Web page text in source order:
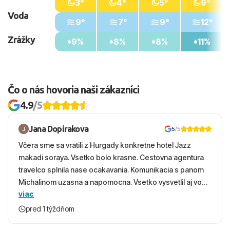
Voda
Zrážky
3°
9°
9%
4°
7°
8%
5°
9°
8%
9°
12°
11%
Čo o nás hovoria naši zákazníci
4.9/5
Jana Dopirakova 5/5
Včera sme sa vratili z Hurgady konkretne hotel Jazz
makadi soraya. Vsetko bolo krasne. Cestovna agentura
travelco splnila nase ocakavania. Komunikacia s panom
Michalinom uzasna a napomocna. Vsetko vysvetlil aj vo
vecernych hodinach zaco sa ospravedlnujem. Hotel
krasny, cisty. Sluzby top. Strava, prostredie, more,
viac
pred 1 týždňom